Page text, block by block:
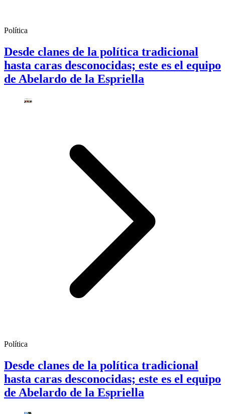
Política
Desde clanes de la política tradicional
hasta caras desconocidas; este es el equipo
de Abelardo de la Espriella
Política
Desde clanes de la política tradicional
hasta caras desconocidas; este es el equipo
de Abelardo de la Espriella